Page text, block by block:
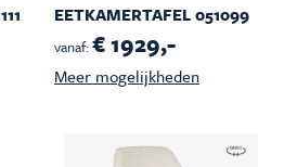
EETKAMERTAFEL 051099
vanaf:€ 1929,-
Meer mogelijkheden